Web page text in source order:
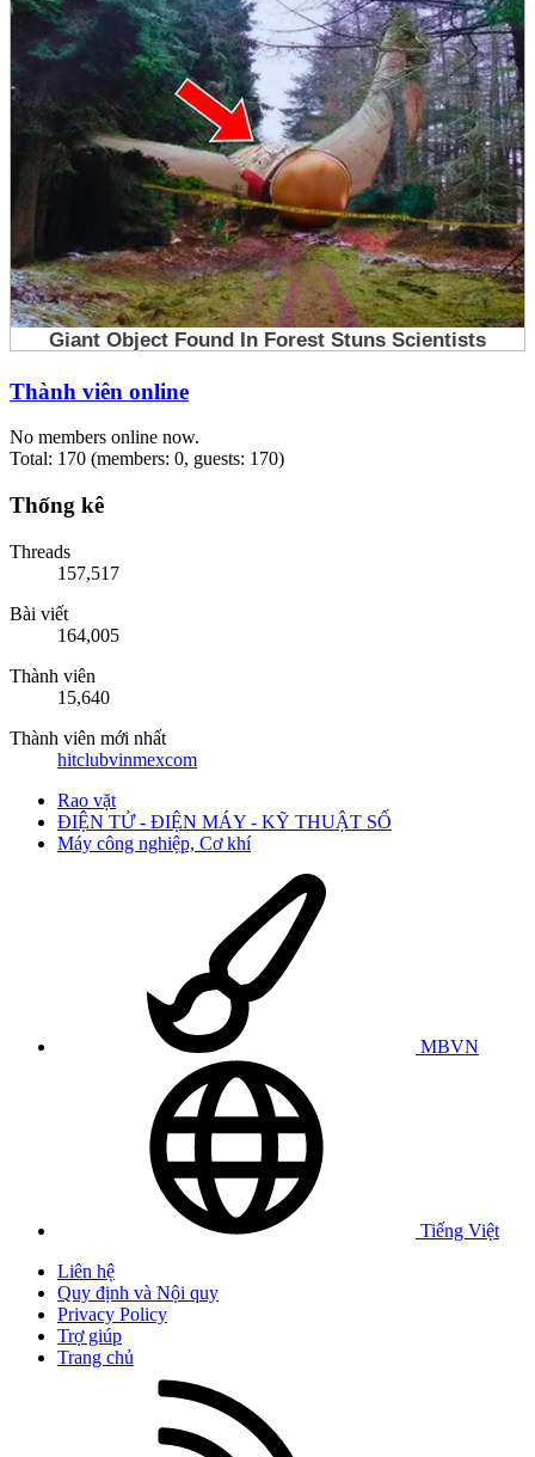
Thành viên online
No members online now.
Total: 170 (members: 0, guests: 170)
Thống kê
Threads
157,517
Bài viết
164,005
Thành viên
15,640
Thành viên mới nhất
hitclubvinmexcom
Rao vặt
ĐIỆN TỬ - ĐIỆN MÁY - KỸ THUẬT SỐ
Máy công nghiệp, Cơ khí
MBVN
Tiếng Việt
Liên hệ
Quy định và Nội quy
Privacy Policy
Trợ giúp
Trang chủ